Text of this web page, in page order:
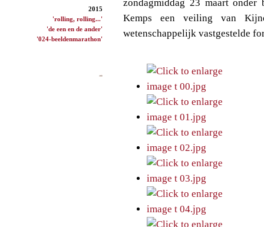
2015
'rolling, rolling...'
'de een en de ander'
'024-beeldenmarathon'
zondagmiddag 23 maart
Kemps een veiling van
wetenschappelijk vastgestelde